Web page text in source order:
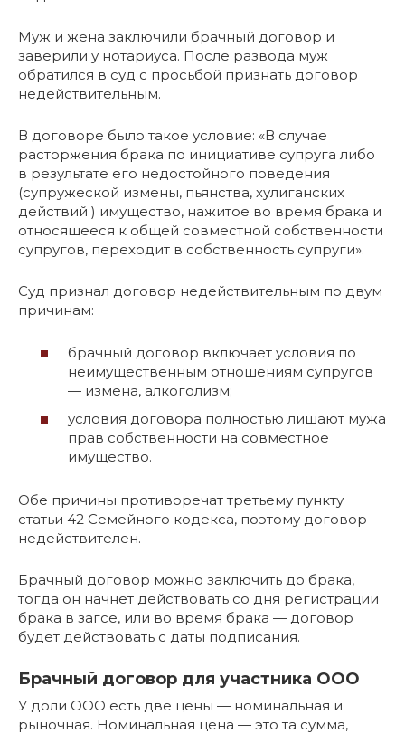
Муж и жена заключили брачный договор и
заверили у нотариуса. После развода муж
обратился в суд с просьбой признать договор
недействительным.
В договоре было такое условие: «В случае
расторжения брака по инициативе супруга либо
в результате его недостойного поведения
(супружеской измены, пьянства, хулиганских
действий ) имущество, нажитое во время брака и
относящееся к общей совместной собственности
супругов, переходит в собственность супруги».
Суд признал договор недействительным по двум
причинам:
брачный договор включает условия по
неимущественным отношениям супругов
— измена, алкоголизм;
условия договора полностью лишают мужа
прав собственности на совместное
имущество.
Обе причины противоречат третьему пункту
статьи 42 Семейного кодекса, поэтому договор
недействителен.
Брачный договор можно заключить до брака,
тогда он начнет действовать со дня регистрации
брака в загсе, или во время брака — договор
будет действовать с даты подписания.
Брачный договор для участника ООО
У доли ООО есть две цены — номинальная и
рыночная. Номинальная цена — это та сумма,